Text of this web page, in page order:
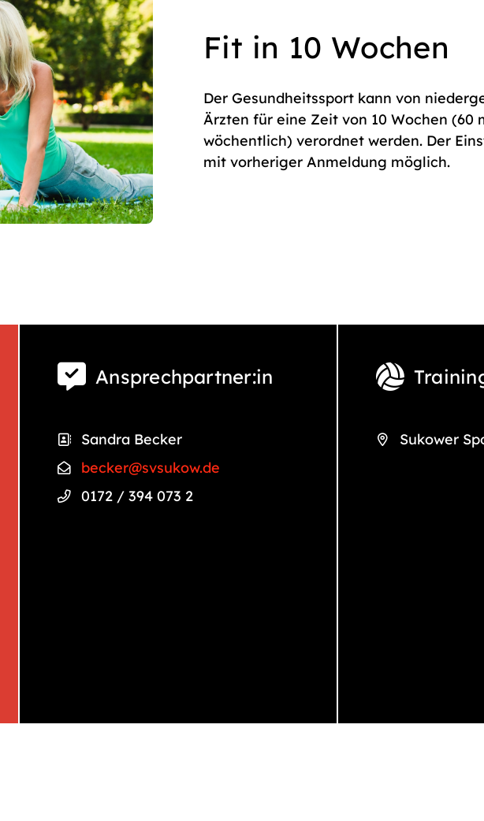
Fit in 10 Wochen
Der Gesundheitssport kann von
Ärzten für eine Zeit von 10 Wochen (60
wöchentlich) verordnet werden. Der
mit vorheriger Anmeldung möglich.
Ansprechpartner:in
Sandra Becker
becker@svsukow.de
0172 / 394 073 2
Sukower